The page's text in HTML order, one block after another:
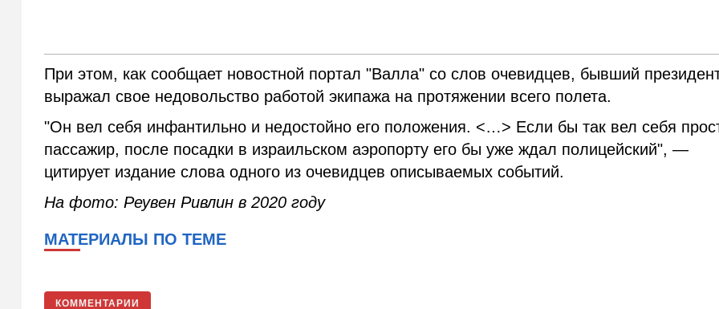
При этом, как сообщает новостной портал "Валла" со слов очевидцев, бывший
выражал свое недовольство работой экипажа на протяжении всего полета.
"Он вел себя инфантильно и недостойно его положения. <…> Если бы так вел себя
пассажир, после посадки в израильском аэропорту его бы уже ждал полицейский", —
цитирует издание слова одного из очевидцев описываемых событий.
На фото: Реувен Ривлин в 2020 году
МАТЕРИАЛЫ ПО ТЕМЕ
КОММЕНТАРИИ